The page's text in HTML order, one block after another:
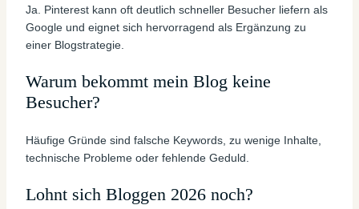
Ja. Pinterest kann oft deutlich schneller Besucher liefern als
Google und eignet sich hervorragend als Ergänzung zu
einer Blogstrategie.
Warum bekommt mein Blog keine
Besucher?
Häufige Gründe sind falsche Keywords, zu wenige Inhalte,
technische Probleme oder fehlende Geduld.
Lohnt sich Bloggen 2026 noch?